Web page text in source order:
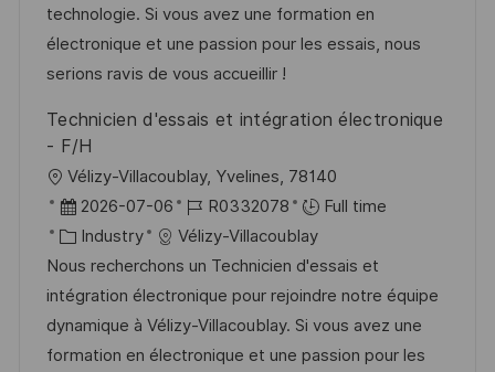
o
n
d
D
a
e
g
o
r
technologie. Si vous avez une formation en
électronique et une passion pour les essais, nous
serions ravis de vous accueillir !
Technicien d'essais et intégration électronique
- F/H
L
o
c
a
t
i
o
Vélizy-Villacoublay, Yvelines, 78140
P
o
s
t
e
d
2026-07-06
J
o
b
I
d
R0332078
Full time
C
a
t
e
g
Industry
Vélizy-Villacoublay
Nous recherchons un Technicien d'essais et
intégration électronique pour rejoindre notre équipe
dynamique à Vélizy-Villacoublay. Si vous avez une
formation en électronique et une passion pour les